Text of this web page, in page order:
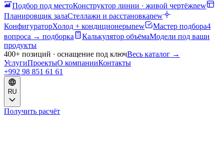
Подбор под местоКонструктор линии · живой чертёжnew
Планировщик залаСтеллажи и расстановкаnew
КонфигураторХолод + кондиционерыnew Мастер подбора4
вопроса → подборка
Калькулятор объёмаМодели под ваши
продукты
400+ позиций · оснащение под ключВесь каталог →
УслугиПроектыО компанииКонтакты
+992 98 851 61 61
RU
Получить расчёт